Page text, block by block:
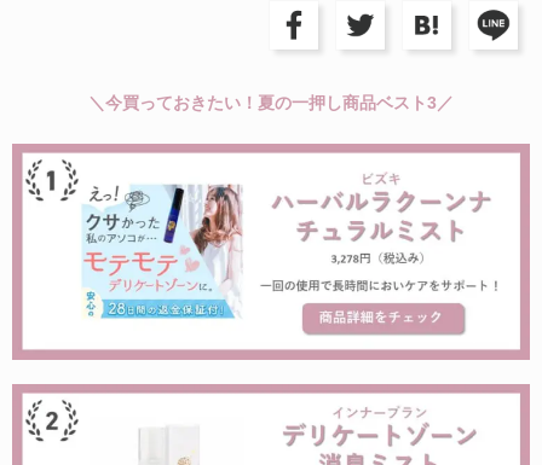
＼今買っておきたい！夏の一押し商品ベスト3／